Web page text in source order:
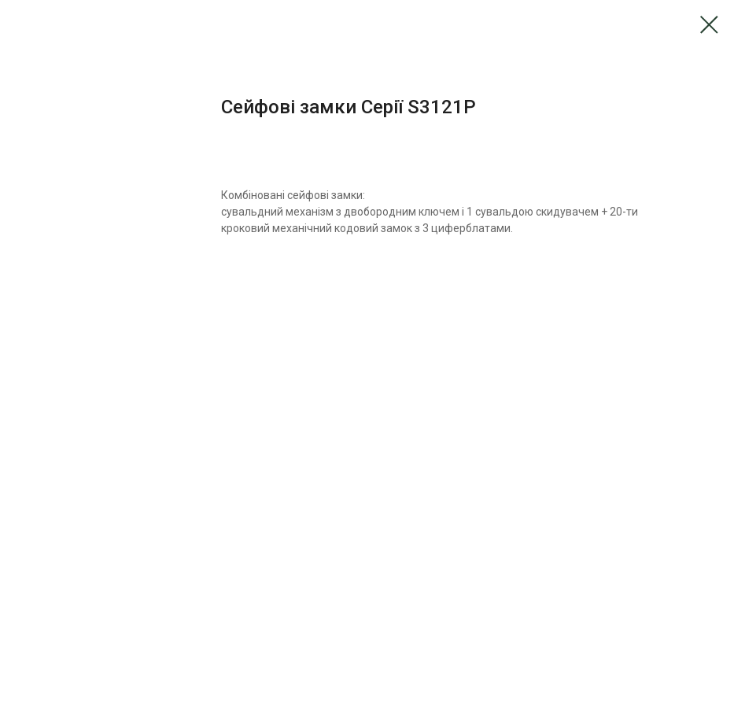
Сейфові замки Серії S3121P
Комбіновані сейфові замки:
сувальдний механізм з двобородним ключем і 1 сувальдою скидувачем + 20-ти
кроковий механічний кодовий замок з 3 циферблатами.